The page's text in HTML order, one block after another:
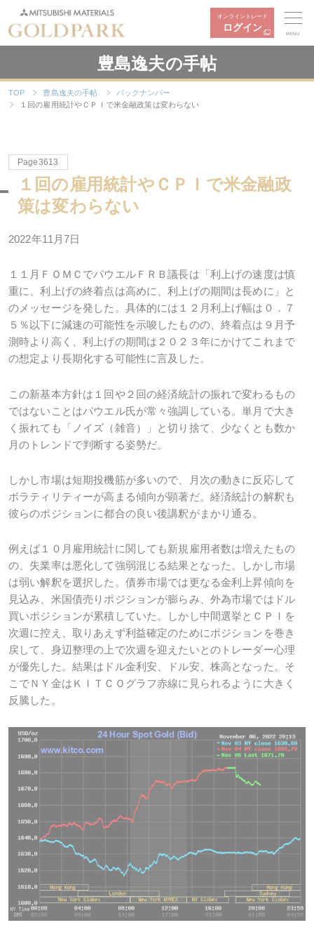
オンライントレード
ログイン
MENU
豊島逸夫の手帖
TOP 豊島逸夫の手帖
バックナンバー
１回の雇用統計やＣＰＩで米金融政策は変わらない
Page3613
１回の雇用統計やＣＰＩで米金融政
策は変わらない
2022年11月7日
１１月ＦＯＭＣでパウエルＦＲＢ議長は「利上げの速度は慎
重に、利上げの終着点は高めに、利上げの期間は長めに」と
のメッセージを発した。具体的には１２月利上げ幅は０．７
５％以下に減速の可能性を示唆したものの、終着点は９月予
測時より高く、利上げの期間は２０２３年にかけてこれまで
の想定より長期化する可能性に言及した。
この新基本方針は１回や２回の経済統計の振れで変わるもの
ではないことはパウエル氏が常々強調している。単月で大き
く振れても「ノイズ（雑音）」と切り捨て、少なくとも数か
月のトレンドで判断する姿勢だ。
しかし市場は短期投機筋が多いので、月次の動きに反応して
ボラティリティーが高まる傾向が顕著だ。経済統計の解釈も
彼らのポジションに都合の良い後講釈がまかり通る。
例えば１０月雇用統計に関しても新規雇用者数は増えたもの
の、失業率は悪化して強弱混じる結果となった。しかし市場
は弱い解釈を選択した。債券市場では更なる金利上昇傾向を
見込み、米国債売りポジションが膨らみ、外為市場ではドル
買いポジションが累積していた。しかし中間選挙とＣＰＩを
次週に控え、取りあえず利益確定のためにポジションを巻き
戻して、身辺整理の上で次週を迎えたいとのトレーダー心理
が優先した。結果はドル金利安、ドル安、株高となった。そ
こでＮＹ金はＫＩＴＣＯグラフ赤線に見られるように大きく
反騰した。